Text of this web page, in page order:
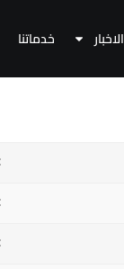
الاخبار خدماتنا